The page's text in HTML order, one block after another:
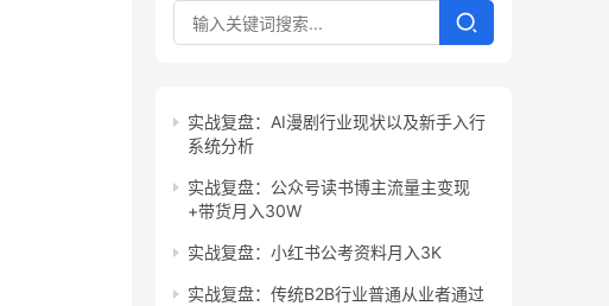
实战复盘：AI漫剧行业现状以及新手入行
系统分析
实战复盘：公众号读书博主流量主变现
+带货月入30W
实战复盘：小红书公考资料月入3K
实战复盘：传统B2B行业普通从业者通过